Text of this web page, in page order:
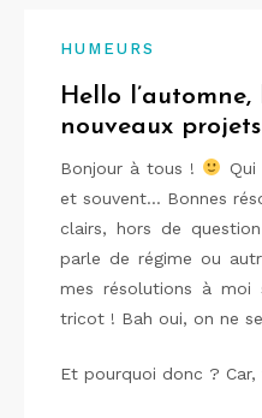
HUMEURS
Hello
nouveaux
Bonjour à tous !
et souvent… Bonnes
clairs, hors de
parle de régime ou
mes résolutions à moi
tricot ! Bah oui, on ne
Et pourquoi donc ?